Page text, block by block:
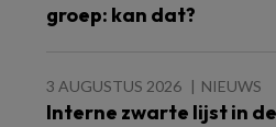
groep: kan dat?
3 AUGUSTUS 2026 NIEUWS
Interne zwarte lijst in